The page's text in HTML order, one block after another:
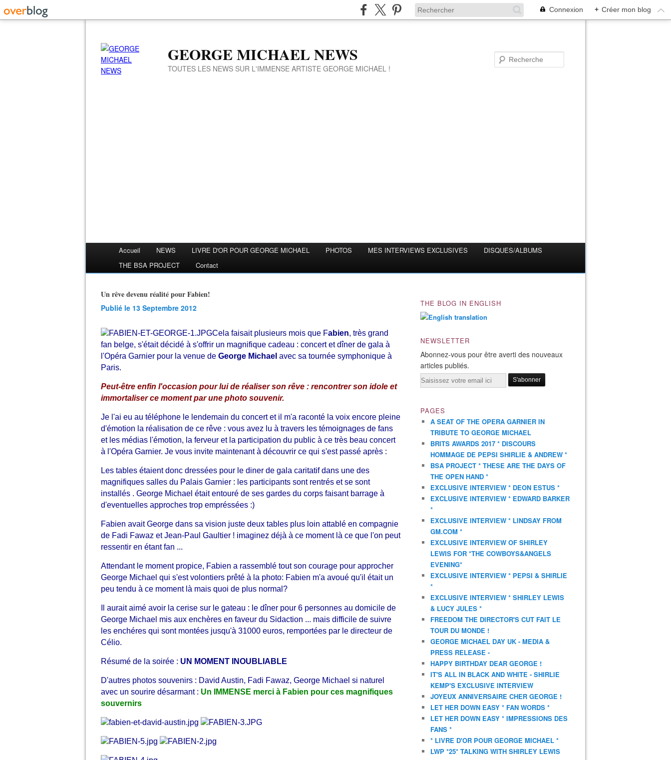
Connexion + Créer mon blog
GEORGE MICHAEL NEWS
TOUTES LES NEWS SUR L'IMMENSE ARTISTE GEORGE MICHAEL !
Accueil NEWS LIVRE D'OR POUR GEORGE MICHAEL PHOTOS MES INTERVIEWS EXCLUSIVES
DISQUES/ALBUMS
THE BSA PROJECT
Contact
Un rêve devenu réalité pour Fabien!
Publié le 13 Septembre 2012
Cela faisait plusieurs mois que Fabien, très grand
fan belge, s'était décidé à s'offrir un magnifique cadeau : concert et dîner de gala à
l'Opéra Garnier pour la venue de George Michael avec sa tournée symphonique à
Paris.
Peut-être enfin l'occasion pour lui de réaliser son rêve : rencontrer son idole et
immortaliser ce moment par une photo souvenir.
Je l'ai eu au téléphone le lendemain du concert et il m'a raconté la voix encore pleine
d'émotion la réalisation de ce rêve : vous avez lu à travers les témoignages de fans
et les médias l'émotion, la ferveur et la participation du public à ce très beau concert
à l'Opéra Garnier. Je vous invite maintenant à découvrir ce qui s'est passé après :
Les tables étaient donc dressées pour le diner de gala caritatif dans une des
magnifiques salles du Palais Garnier : les participants sont rentrés et se sont
installés . George Michael était entouré de ses gardes du corps faisant barrage à
d'eventuelles approches trop empréssées :)
Fabien avait George dans sa vision juste deux tables plus loin attablé en compagnie
de Fadi Fawaz et Jean-Paul Gaultier ! imaginez déjà à ce moment là ce que l'on peut
ressentir en étant fan ...
Attendant le moment propice, Fabien a rassemblé tout son courage pour approcher
George Michael qui s'est volontiers prêté à la photo: Fabien m'a avoué qu'il était un
peu tendu à ce moment là mais quoi de plus normal?
Il aurait aimé avoir la cerise sur le gateau : le dîner pour 6 personnes au domicile de
George Michael mis aux enchères en faveur du Sidaction ... mais difficile de suivre
les enchéres qui sont montées jusqu'à 31000 euros, remportées par le directeur de
Célio.
Résumé de la soirée : UN MOMENT INOUBLIABLE
D'autres photos souvenirs : David Austin, Fadi Fawaz, George Michael si naturel
avec un sourire désarmant : Un IMMENSE merci à Fabien pour ces magnifiques
souvernirs
THE BLOG IN ENGLISH
NEWSLETTER
Abonnez-vous pour être averti des nouveaux
articles publiés.
Email
PAGES
A SEAT OF THE OPERA GARNIER IN
TRIBUTE TO GEORGE MICHAEL
BRITS AWARDS 2017 * DISCOURS
HOMMAGE DE PEPSI SHIRLIE & ANDREW *
BSA PROJECT * THESE ARE THE DAYS OF
THE OPEN HAND *
EXCLUSIVE INTERVIEW * DEON ESTUS *
EXCLUSIVE INTERVIEW * EDWARD BARKER
*
EXCLUSIVE INTERVIEW * LINDSAY FROM
GM.COM *
EXCLUSIVE INTERVIEW OF SHIRLEY
LEWIS FOR *THE COWBOYS&ANGELS
EVENING*
EXCLUSIVE INTERVIEW * PEPSI & SHIRLIE
*
EXCLUSIVE INTERVIEW * SHIRLEY LEWIS
& LUCY JULES *
FREEDOM THE DIRECTOR'S CUT FAIT LE
TOUR DU MONDE !
GEORGE MICHAEL DAY UK - MEDIA &
PRESS RELEASE -
HAPPY BIRTHDAY DEAR GEORGE !
IT'S ALL IN BLACK AND WHITE - SHIRLIE
KEMP'S EXCLUSIVE INTERVIEW
JOYEUX ANNIVERSAIRE CHER GEORGE !
LET HER DOWN EASY * FAN WORDS *
LET HER DOWN EASY * IMPRESSIONS DES
FANS *
* LIVRE D'OR POUR GEORGE MICHAEL *
LWP *25* TALKING WITH SHIRLEY LEWIS